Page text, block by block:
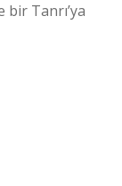
Tanrı’ya